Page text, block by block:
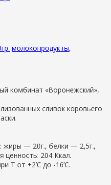
молокопродукты,
комбинат «Воронежский»,
сливок коровьего
жиры — 20г., белки — 2,5г.,
ценность: 204 Ккал.
Т от +2’С до -16’C.